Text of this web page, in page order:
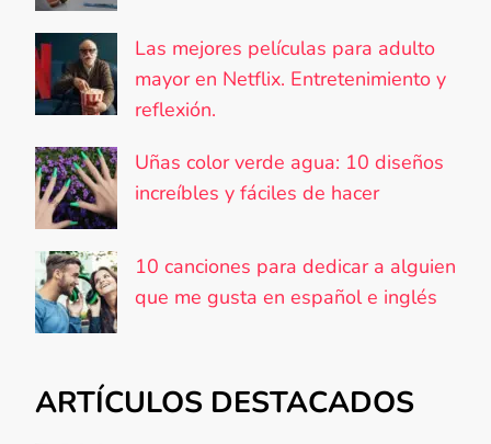
Las mejores películas para adulto
mayor en Netflix. Entretenimiento y
reflexión.
Uñas color verde agua: 10 diseños
increíbles y fáciles de hacer
10 canciones para dedicar a alguien
que me gusta en español e inglés
ARTÍCULOS DESTACADOS